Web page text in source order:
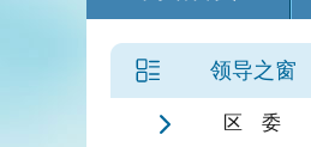
领导之窗
区 委